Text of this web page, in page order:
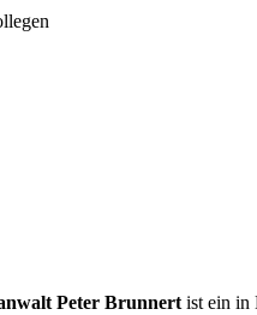
Peter Brunnert ist ein in